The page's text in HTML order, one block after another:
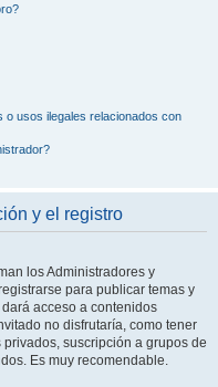
usos ilegales relacionados con
y el registro
los Administradores y
para publicar temas y
acceso a contenidos
no disfrutaría, como tener
suscripción a grupos de
Es muy recomendable.